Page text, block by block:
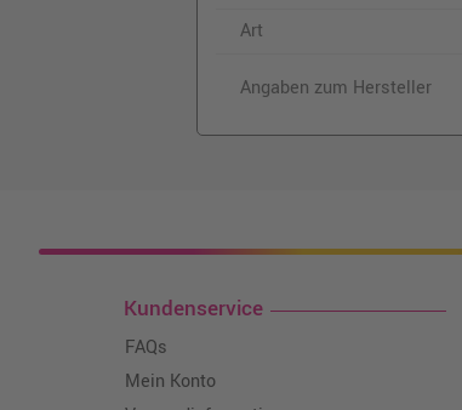
Art
Angaben zum Hersteller
Kundenservice
FAQs
Mein Konto